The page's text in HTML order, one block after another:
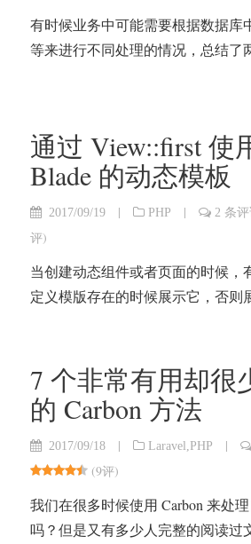
有时候业务中可能需要根据数据库
等来进行不同处理的情况，总结了
通过 View::first 使
Blade 的动态模板
2017/09/19 | PHP | 2 条评
评)
当创建动态组件或者页面的时候，
定义模版存在的时候展示它，否则
7 个非常有用却很
的 Carbon 方法
2017/09/18 | Laravel PHP |
(9评)
我们在很多时候使用 Carbon 来处
吗？但是又有多少人完整的阅读过